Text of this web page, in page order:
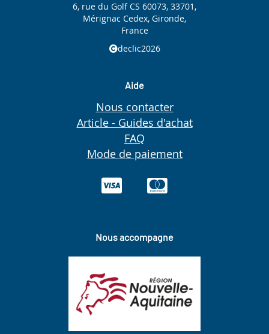
6, rue du Golf CS 60073, 33701,
Mérignac Cedex, Gironde,
France
declic2026
Aide
Nous contacter
Article - Guides d'achat
FAQ
Mode de paiement
Nous accompagne